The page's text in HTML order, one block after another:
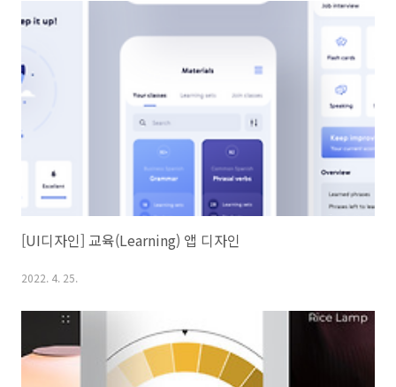
[UI디자인] 교육(Learning) 앱 디자인
2022. 4. 25.